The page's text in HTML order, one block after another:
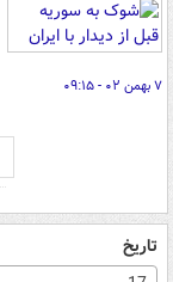
۷ بهمن ۰۲ - ۰۹:۱۵
تاریخ